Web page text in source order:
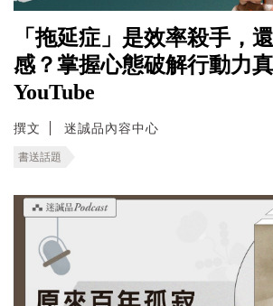
「拖延症」是效率殺手，
感？掌握心態破解行動力
YouTube
撰文 迷誠品內容中心
書送話題